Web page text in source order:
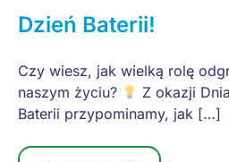
Dzień Baterii!
Czy wiesz, jak wielką rolę
naszym życiu?
Z okazji Dnia
Baterii przypominamy, jak […]